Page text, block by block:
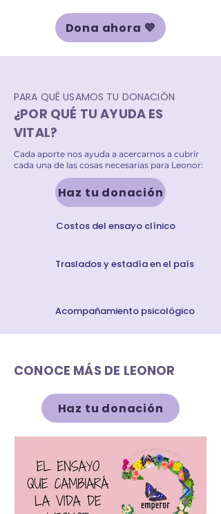
Dona ahora 💜
PARA QUÉ USAMOS TU DONACIÓN
¿POR QUÉ TU AYUDA ES
VITAL?
Cada aporte nos ayuda a acercarnos a cubrir
cada una de las cosas necesarias para Leonor:
Haz tu donación
Costos del ensayo clínico
Traslados y estadía en el país
Acompañamiento psicológico
CONOCE MÁS DE LEONOR
Haz tu donación